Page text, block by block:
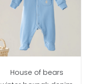
House of bears